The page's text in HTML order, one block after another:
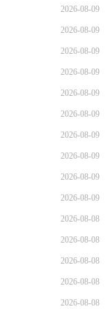
2026-08-09
2026-08-09
2026-08-09
2026-08-09
2026-08-09
2026-08-09
2026-08-09
2026-08-09
2026-08-09
2026-08-09
2026-08-08
2026-08-08
2026-08-08
2026-08-08
2026-08-08